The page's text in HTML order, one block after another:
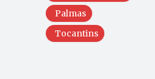
Palmas
Tocantins